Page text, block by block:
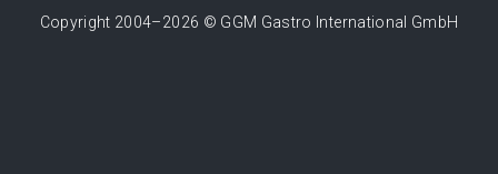
Copyright 2004–2026 © GGM Gastro International GmbH